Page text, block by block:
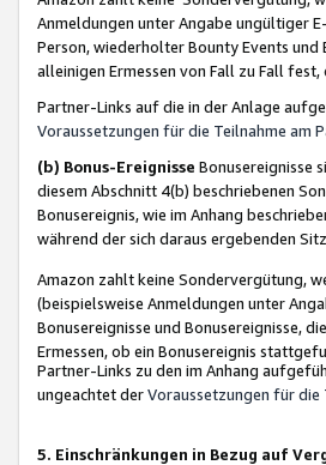
Anmeldungen unter Angabe ungültiger
Person, wiederholter Bounty Events
alleinigen Ermessen von Fall zu Fall
Partner-Links auf die in der Anlage
Voraussetzungen für die Teilnahme am
(b) Bonus-Ereignisse Bonusereignisse
diesem Abschnitt 4(b) beschriebenen
Bonusereignis, wie im Anhang
während der sich daraus ergebenden
Amazon zahlt keine Sondervergütung,
(beispielsweise Anmeldungen unter
Bonusereignisse und Bonusereignisse,
Ermessen, ob ein Bonusereignis
Partner-Links zu den im Anhang
ungeachtet derVoraussetzungen für
5. Einschränkungen in Bezug auf